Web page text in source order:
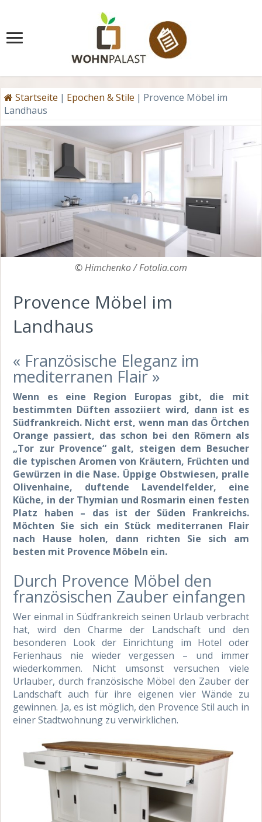
Startseite | Epochen & Stile | Provence Möbel im
Landhaus
© Himchenko / Fotolia.com
Provence Möbel im
Landhaus
« Französische Eleganz im
mediterranen Flair »
Wenn es eine Region Europas gibt, die mit
bestimmten Düften assoziiert wird, dann ist es
Südfrankreich. Nicht erst, wenn man das Örtchen
Orange passiert, das schon bei den Römern als
„Tor zur Provence“ galt, steigen dem Besucher
die typischen Aromen von Kräutern, Früchten und
Gewürzen in die Nase. Üppige Obstwiesen, pralle
Olivenhaine, duftende Lavendelfelder, eine
Küche, in der Thymian und Rosmarin einen festen
Platz haben – das ist der Süden Frankreichs.
Möchten Sie sich ein Stück mediterranen Flair
nach Hause holen, dann richten Sie sich am
besten mit Provence Möbeln ein.
Durch Provence Möbel den
französischen Zauber einfangen
Wer einmal in Südfrankreich seinen Urlaub verbracht
hat, wird den Charme der Landschaft und den
besonderen Look der Einrichtung im Hotel oder
Ferienhaus nie wieder vergessen – und immer
wiederkommen. Nicht umsonst versuchen viele
Urlauber, durch französische Möbel den Zauber der
Landschaft auch für ihre eigenen vier Wände zu
gewinnen. Ja, es ist möglich, den Provence Stil auch in
einer Stadtwohnung zu verwirklichen.